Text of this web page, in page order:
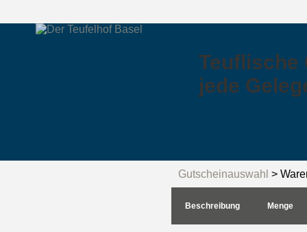
Teuflische
jede
Gutscheinauswahl >
Beschreibung Menge